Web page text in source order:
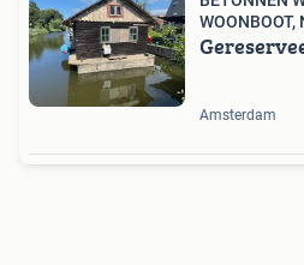
WOONBOOT,
Amsterdam